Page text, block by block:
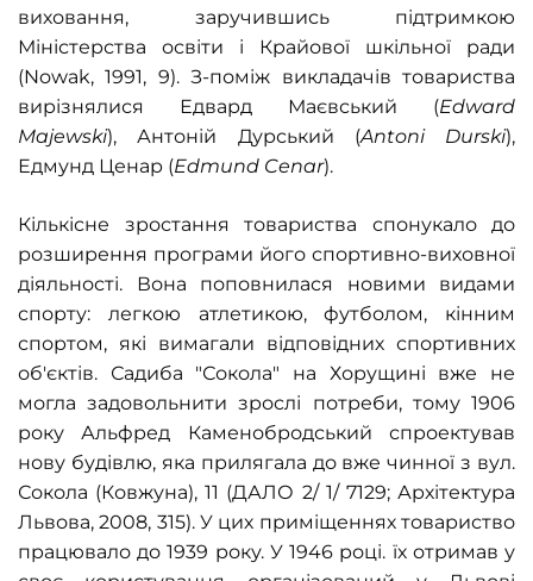
виховання, заручившись підтримкою
Міністерства освіти і Крайової шкільної ради
(Nowak, 1991, 9). З-поміж викладачів товариства
вирізнялися Едвард Маєвський (Edward
Majewski), Антоній Дурський (Antoni Durski),
Едмунд Ценар (Edmund Cenar).
Кількісне зростання товариства спонукало до
розширення програми його спортивно-виховної
діяльності. Вона поповнилася новими видами
спорту: легкою атлетикою, футболом, кінним
спортом, які вимагали відповідних спортивних
об'єктів. Садиба "Сокола" на Хорущині вже не
могла задовольнити зрослі потреби, тому 1906
року Альфред Каменобродський спроектував
нову будівлю, яка прилягала до вже чинної з вул.
Сокола (Ковжуна), 11 (ДАЛО 2/ 1/ 7129; Архітектура
Львова, 2008, 315). У цих приміщеннях товариство
працювало до 1939 року. У 1946 році. їх отримав у